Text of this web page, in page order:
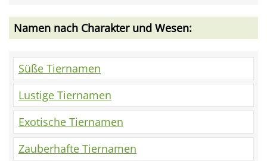
Namen nach Charakter und Wesen:
Süße Tiernamen
Lustige Tiernamen
Exotische Tiernamen
Zauberhafte Tiernamen